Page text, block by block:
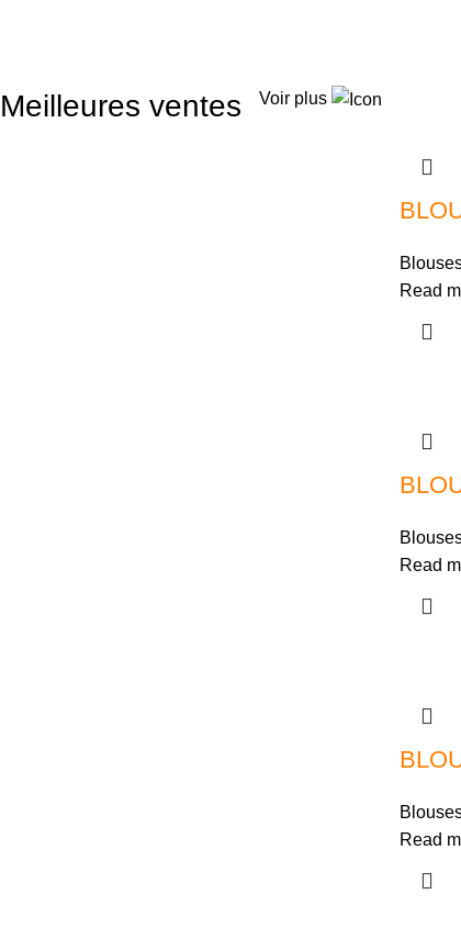
Meilleures ventes Voir plus
Read
Read
Read